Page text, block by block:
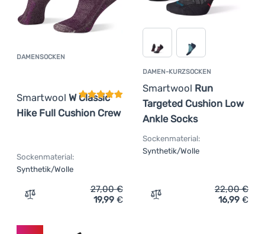
DAMENSOCKEN
Smartwool W Classic
Hike Full Cushion Crew
Kundenbewertung
Sockenmaterial:
Synthetik/Wolle
Zum Vergleich 'Damensocken Smartwool W Classic
27,00€
19,99 €
DAMEN-KURZSOCKEN
Smartwool Run
Targeted Cushion Low
Ankle Socks
Sockenmaterial:
Synthetik/Wolle
Zum Vergleich 'Damen-
22,00€
16,99 €